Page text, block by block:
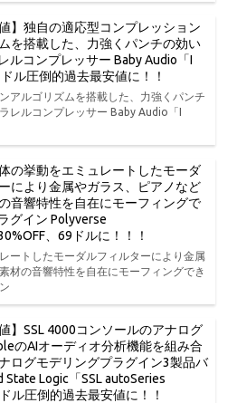
】独自の適応型コンプレッション
を搭載した、力強くパンチの効い
ルコンプレッサー Baby Audio「I
ル圧倒的過去最安値に！！
アルゴリズムを搭載した、力強くパンチ
レルコンプレッサー Baby Audio「I
の挙動をエミュレートしたモーダ
により金属やガラス、ピアノなど
音響特性を自在にモーフィングで
グイン Polyverse
、69ドルに！！！
ートしたモーダルフィルターにより金属
材の音響特性を自在にモーフィングでき
】SSL 4000コンソールのアナログ
のAIオーディオ分析機能を組み合
ログモデリングプラグイン3製品バ
State Logic「SSL autoSeries
ル圧倒的過去最安値に！！